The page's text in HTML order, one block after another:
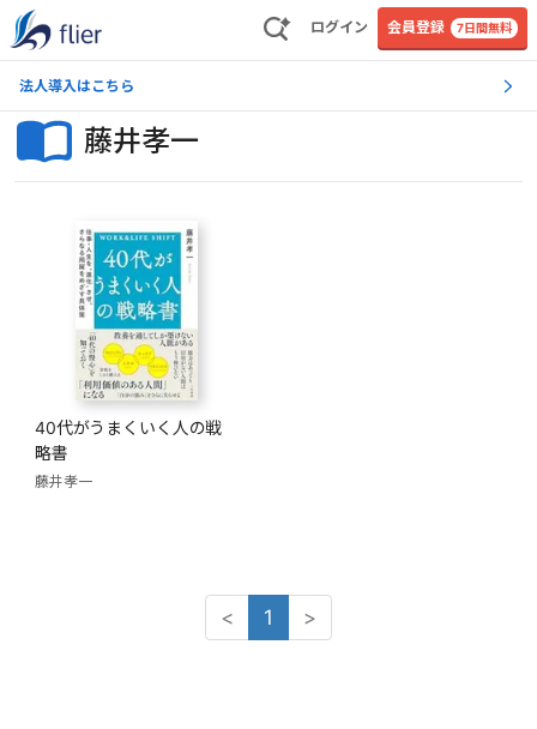
ログイン 会員登録 7日間無料
法人導入はこちら
藤井孝一
40代がうまくいく人の戦
略書
藤井孝一
< 1 >